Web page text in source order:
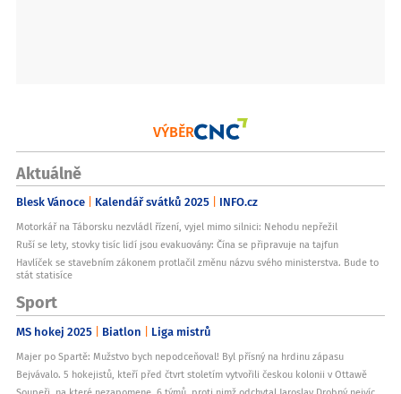
VÝBĚR
Aktuálně
Blesk Vánoce Kalendář svátků 2025 INFO.cz
Motorkář na Táborsku nezvládl řízení, vyjel mimo silnici: Nehodu nepřežil
Ruší se lety, stovky tisíc lidí jsou evakuovány: Čína se připravuje na tajfun
Havlíček se stavebním zákonem protlačil změnu názvu svého ministerstva. Bude to
stát statisíce
Sport
MS hokej 2025 Biatlon Liga mistrů
Majer po Spartě: Mužstvo bych nepodceňoval! Byl přísný na hrdinu zápasu
Bejvávalo. 5 hokejistů, kteří před čtvrt stoletím vytvořili českou kolonii v Ottawě